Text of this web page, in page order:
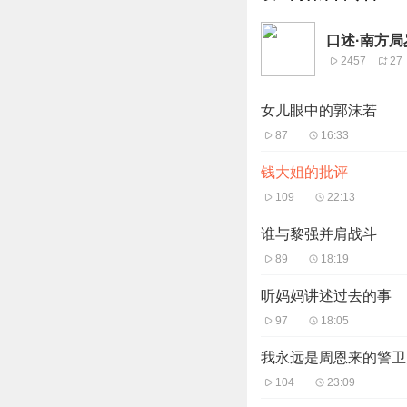
口述·南方
2457 27
女儿眼中的郭沫若
87 16:33
钱大姐的批评
109 22:13
谁与黎强并肩战斗
89 18:19
听妈妈讲述过去的事
97 18:05
我永远是周恩来的警
104 23:09